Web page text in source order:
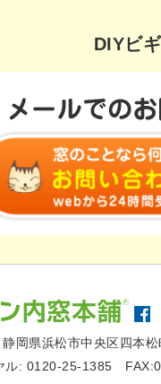
DIYビ
静岡県浜松市中央区四本
ル: 0120-25-1385